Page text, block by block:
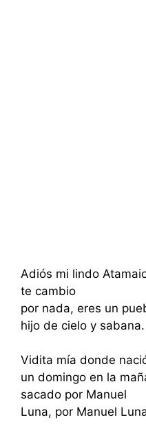
Adiós mi lindo
te cambio
por nada, eres un
hijo de cielo y
Vidita mía donde
un domingo en la
sacado por Manuel
Luna, por Manuel